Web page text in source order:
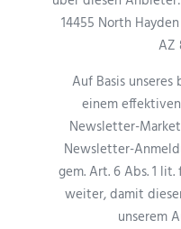
14455 North
AZ
Auf Basis
einem
Newsletter-
Newsletter-
gem. Art. 6 Abs. 1
weiter, damit
unserem